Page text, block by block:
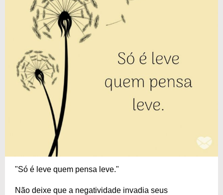
"Só é leve quem pensa leve."
Não deixe que a negatividade invadia seus